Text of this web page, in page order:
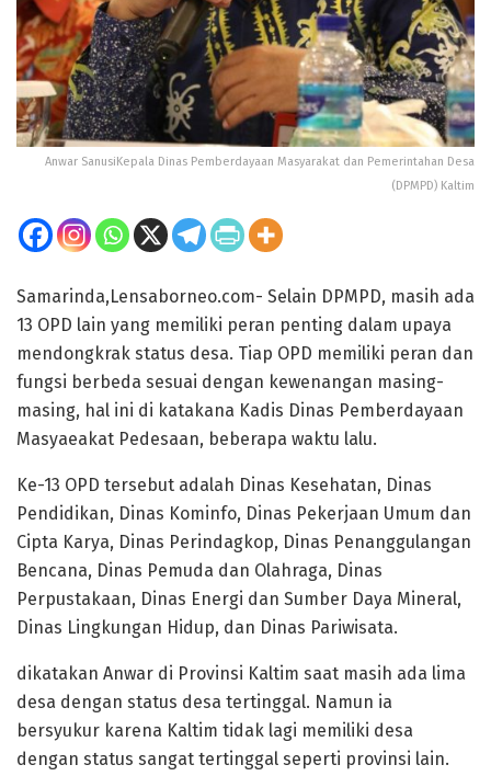
Anwar SanusiKepala Dinas Pemberdayaan Masyarakat dan Pemerintahan Desa
(DPMPD) Kaltim
Samarinda,Lensaborneo.com- Selain DPMPD, masih ada
13 OPD lain yang memiliki peran penting dalam upaya
mendongkrak status desa. Tiap OPD memiliki peran dan
fungsi berbeda sesuai dengan kewenangan masing-
masing, hal ini di katakana Kadis Dinas Pemberdayaan
Masyaeakat Pedesaan, beberapa waktu lalu.
Ke-13 OPD tersebut adalah Dinas Kesehatan, Dinas
Pendidikan, Dinas Kominfo, Dinas Pekerjaan Umum dan
Cipta Karya, Dinas Perindagkop, Dinas Penanggulangan
Bencana, Dinas Pemuda dan Olahraga, Dinas
Perpustakaan, Dinas Energi dan Sumber Daya Mineral,
Dinas Lingkungan Hidup, dan Dinas Pariwisata.
dikatakan Anwar di Provinsi Kaltim saat masih ada lima
desa dengan status desa tertinggal. Namun ia
bersyukur karena Kaltim tidak lagi memiliki desa
dengan status sangat tertinggal seperti provinsi lain.